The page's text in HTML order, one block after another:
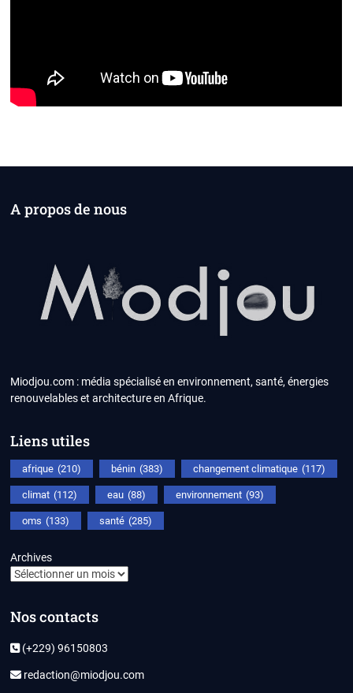
A propos de nous
Miodjou.com : média spécialisé en environnement, santé, énergies
renouvelables et architecture en Afrique.
Liens utiles
afrique (210) bénin (383) changement climatique (117)
climat (112) eau (88) environnement (93)
oms (133) santé (285)
Archives
Nos contacts
(+229) 96150803
redaction@miodjou.com